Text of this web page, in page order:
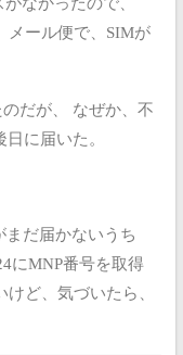
メール便で、SIMが
だが、
なぜか、不
に届いた。
まだ届かないうち
にMNP番号を取得
ど、気づいたら、